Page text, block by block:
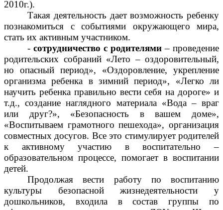
2010г.).
Такая деятельность дает возможность ребенку
познакомиться с событиями окружающего мира,
стать их активным участником.
- сотрудничество с родителями– проведение
родительских собраний «Лето – оздоровительный,
но опасный период», «Оздоровление, укрепление
организма ребенка в зимний период», «Легко ли
научить ребенка правильно вести себя на дороге» и
т.д., создание наглядного материала «Вода – враг
или друг?», «Безопасность в вашем доме»,
«Воспитываем грамотного пешехода», организация
совместных досугов. Все это стимулирует родителей
к активному участию в воспитательно –
образовательном процессе, помогает в воспитании
детей.
Продолжая вести работу по воспитанию
культуры безопасной жизнедеятельности у
дошкольников, входила в состав группы по